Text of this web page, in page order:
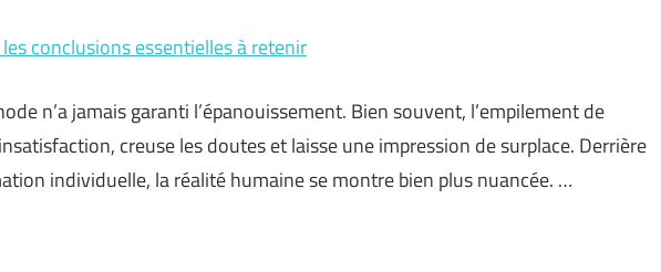
conclusions essentielles à retenir
n’a jamais garanti l’épanouissement. Bien souvent, l’empilement de
creuse les doutes et laisse une impression de surplace. Derrière
individuelle, la réalité humaine se montre bien plus nuancée. …